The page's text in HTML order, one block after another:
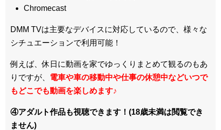
Chromecast
DMM TVは主要なデバイスに対応しているので、 様々な
シチュエーションで利用可能！
例えば、休日に動画を家でゆっくりまとめて観るのもあ
りですが、 電車や車の移動中や仕事の休憩中などいつで
もどこでも動画を楽しめます♪
④アダルト作品も視聴できます！(18歳未満は閲覧でき
ません)